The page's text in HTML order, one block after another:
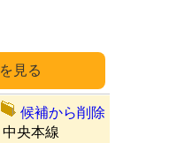
中央本線
候補から削除